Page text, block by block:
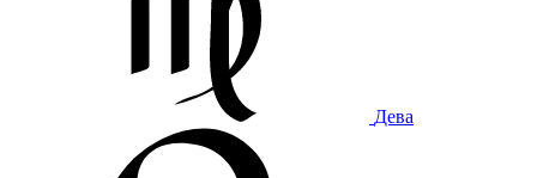
Дева